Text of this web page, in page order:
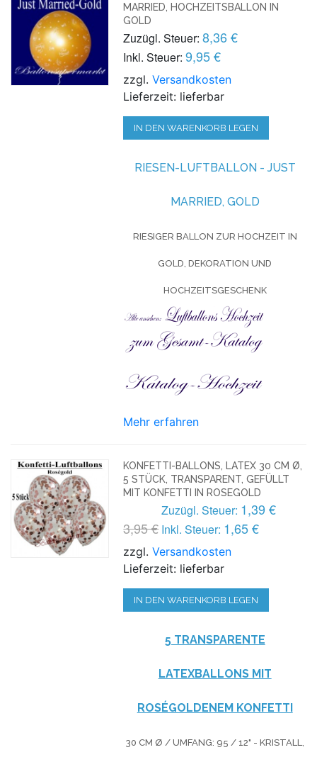
MARRIED, HOCHZEITSBALLON IN
GOLD
Zuzügl. Steuer: 8,36 €
Inkl. Steuer: 9,95 €
zzgl.Versandkosten
Lieferzeit: lieferbar
IN DEN WARENKORB LEGEN
RIESEN-LUFTBALLON - JUST
MARRIED, GOLD
RIESIGER BALLON ZUR HOCHZEIT IN
GOLD, DEKORATION UND
HOCHZEITSGESCHENK
Mehr erfahren
KONFETTI-BALLONS, LATEX 30 CM Ø,
5 STÜCK, TRANSPARENT, GEFÜLLT
MIT KONFETTI IN ROSEGOLD
3,95 €
Zuzügl. Steuer: 1,39 €
Inkl. Steuer: 1,65 €
zzgl.Versandkosten
Lieferzeit: lieferbar
IN DEN WARENKORB LEGEN
5 TRANSPARENTE
LATEXBALLONS MIT
ROSÉGOLDENEM KONFETTI
30 CM Ø / UMFANG: 95 / 12" - KRISTALL,